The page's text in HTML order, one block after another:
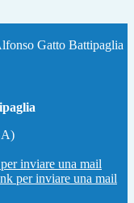
Gatto Battipaglia
inviare una mail
per inviare una mail